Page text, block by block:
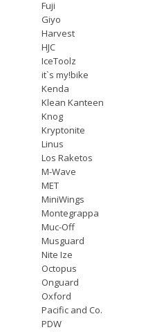
Fuji
Giyo
Harvest
HJC
IceToolz
it`s my!bike
Kenda
Klean Kanteen
Knog
Kryptonite
Linus
Los Raketos
M-Wave
MET
MiniWings
Montegrappa
Muc-Off
Musguard
Nite Ize
Octopus
Onguard
Oxford
Pacific and Co.
PDW